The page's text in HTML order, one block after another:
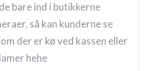
bare ind i butikkerne
så kan kunderne se
der er kø ved kassen eller
hehe